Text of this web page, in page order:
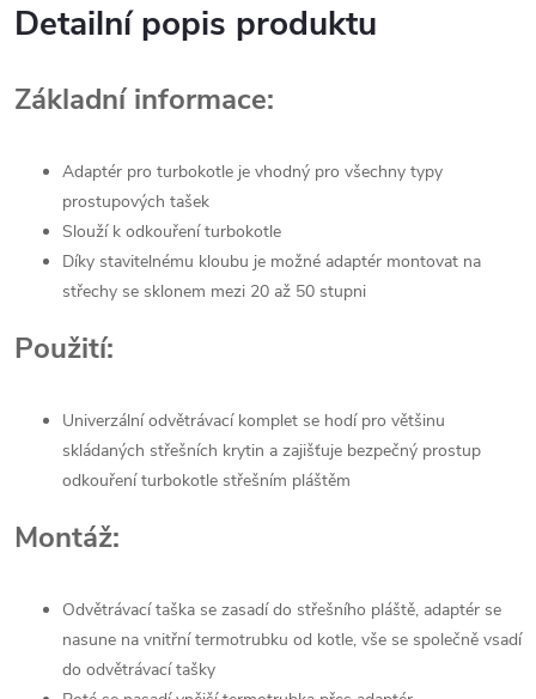
Detailní popis produktu
Základní informace:
Adaptér pro turbokotle je vhodný pro všechny typy
prostupových tašek
Slouží k odkouření turbokotle
Díky stavitelnému kloubu je možné adaptér montovat na
střechy se sklonem mezi 20 až 50 stupni
Použití:
Univerzální odvětrávací komplet se hodí pro většinu
skládaných střešních krytin a zajišťuje bezpečný prostup
odkouření turbokotle střešním pláštěm
Montáž:
Odvětrávací taška se zasadí do střešního pláště, adaptér se
nasune na vnitřní termotrubku od kotle, vše se společně vsadí
do odvětrávací tašky